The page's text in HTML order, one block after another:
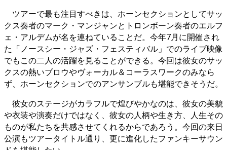
ツアーで最も注目すべきは、ホーンセクションとしてサッ
クス奏者のマーク・マンジャンとトロンボーン奏者のエルフ
ェ・アルデムが名を連ねていることだ。今年7月に開催され
た「ノースシー・ジャズ・フェスティバル」でのライブ映像
でもこの二人の活躍を見ることができる。今回は彼女のサッ
クスの熱いブロウやヴォーカル＆コーラスワークのみなら
ず、ホーンセクションでのアンサンブルも堪能できそうだ。
彼女のステージがカラフルで煌びやかなのは、彼女の美貌
や衣装や演奏だけではなく、彼女の人柄や生き方、人生その
ものが私たちを共感させてくれるからであろう。今回の来日
公演もツアータイトル通り、更に進化したファンキーサウン